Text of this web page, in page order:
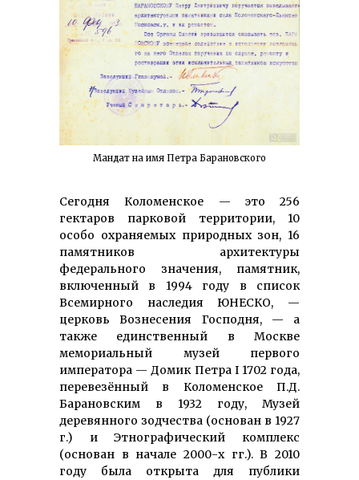
Мандат на имя Петра Барановского
Сегодня Коломенское — это 256
гектаров парковой территории, 10
особо охраняемых природных зон, 16
памятников архитектуры
федерального значения, памятник,
включенный в 1994 году в список
Всемирного наследия ЮНЕСКО, —
церковь Вознесения Господня, — а
также единственный в Москве
мемориальный музей первого
императора — Домик Петра I 1702 года,
перевезённый в Коломенское П.Д.
Барановским в 1932 году, Музей
деревянного зодчества (основан в 1927
г.) и Этнографический комплекс
(основан в начале 2000-х гг.). В 2010
году была открыта для публики